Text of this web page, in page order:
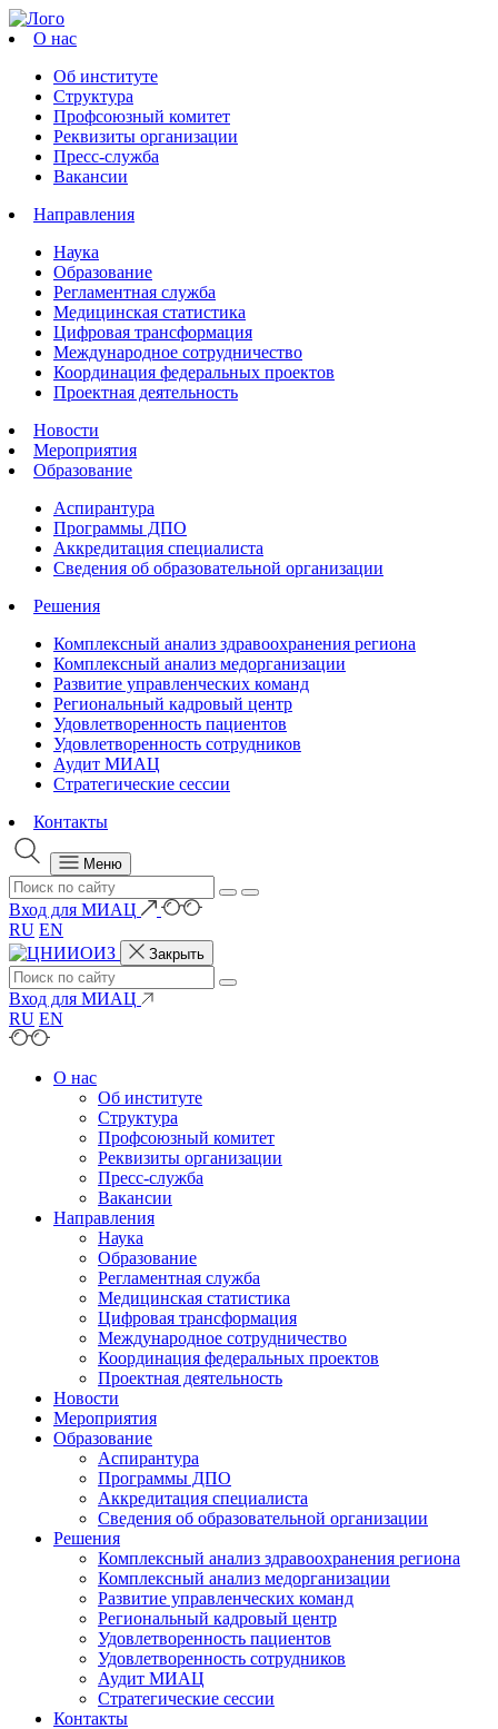
О нас
Об институте
Структура
Профсоюзный комитет
Реквизиты организации
Пресс-служба
Вакансии
Направления
Наука
Образование
Регламентная служба
Медицинская статистика
Цифровая трансформация
Международное сотрудничество
Координация федеральных проектов
Проектная деятельность
Новости
Мероприятия
Образование
Аспирантура
Программы ДПО
Аккредитация специалиста
Сведения об образовательной организации
Решения
Комплексный анализ здравоохранения региона
Комплексный анализ медорганизации
Развитие управленческих команд
Региональный кадровый центр
Удовлетворенность пациентов
Удовлетворенность сотрудников
Аудит МИАЦ
Стратегические сессии
Контакты
Меню
Вход для МИАЦ
RU EN
Закрыть
Вход для МИАЦ
RU EN
О нас
Об институте
Структура
Профсоюзный комитет
Реквизиты организации
Пресс-служба
Вакансии
Направления
Наука
Образование
Регламентная служба
Медицинская статистика
Цифровая трансформация
Международное сотрудничество
Координация федеральных проектов
Проектная деятельность
Новости
Мероприятия
Образование
Аспирантура
Программы ДПО
Аккредитация специалиста
Сведения об образовательной организации
Решения
Комплексный анализ здравоохранения региона
Комплексный анализ медорганизации
Развитие управленческих команд
Региональный кадровый центр
Удовлетворенность пациентов
Удовлетворенность сотрудников
Аудит МИАЦ
Стратегические сессии
Контакты